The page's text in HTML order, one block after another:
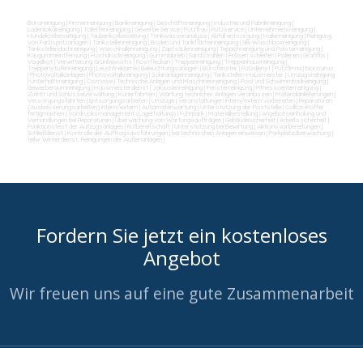
Büroreinigung| Firmenreinigung| Bankreinigung| Geschäftsreinigung| Industrie und Fabrikreinigung|
Ladenlokalreinigung| Toilettenreinigung| Gewerbe Service| Putzfrau| Putzservice| Unternehmensreinigung|
Hundekotbeseitigung| Taubenkotbeseitung| Trinkwasseranalyse| Abfall entsorgung| Hallenreinigung| Reinigung
von Farbspritzanlagen
Tankstellenreinigung| Boden und Tankflächenreinigung| SB-Waschboxreinigung|
Tankstellendachreinigung| Waschhallenreinigung| Zapfsäulenreinigung| Teppichreinigung und Polsterreinigung|
Kaugummientfernung| Hochdruckreinigung| Gummiabrieb| Sandstrahlen Fräsen schleifen Polieren Graffitis
Vogelkot
Verwitterung Grünbewuchs | Rostflecken Treppenreinigung| Treppenhausreinigung|
Treppenstufenreinigung| Leuchtreklame| Beleuchtungsanlagen Bürofenster Putzdienst |Putzfirma| Norovirus
Photovoltaikanlagen Photovoltaikreinigung| Solaranlagenreinigung| Tankstellen-Hausmeister
Umzugsreinigung
Unterhaltsreinigung| Osmose| Technische Anlagen und Maschinenreinigung| Pool und Schwimmbadreinigung|
Gewerberaumreinigung| Hausmeisterdienst Jalousienreinigung| Fensterreinigung| Fitnesscenterreinigung|
Zutritt und Schlüsselverwaltung| Kurierfahrten Wartung technicher Anlagen veranlassen Materialanlieferungen
Versorgungsfahrten
Entsorgungsarbeiten Umzüge| Veranstaltungen intern/extern vorbereiten
Reparaturen
(Ausbesserungsarbeiten) intern/extern
Automatenwartung| Unterstützung der Poststelle|
Collico-Koffer
fertigmachen
Vordrucksmanagement (Lagerhaltung)| Fuhrpark Materialbestellung| Angebotseinholung und
Verhandlungen bei Reparaturen |Überwachung von Wartungsaufträgen Gebäudesicherheit Arbeitssicherheit
Funktionstest der Aufzugsanlagen
Rufbereitschaft Unterstützung bei Bewirtung| Aktionsvorbereitungen
Schließdienst Kontrolle der Auftragsausführungen bei technischen Anlagen einweisen Parkplatzüberwachung|
teilw. Winterdienst, Reinigungen der Außenanlagen
Fordern Sie jetzt ein kostenloses
Angebot
Wir freuen uns auf eine gute Zusammenarbeit